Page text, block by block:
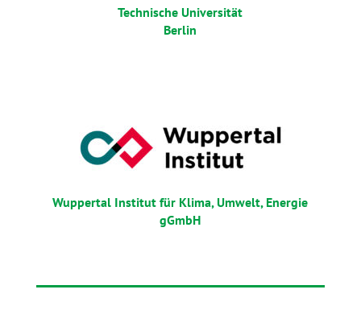
Technische Universität
Berlin
Wuppertal Institut für Klima, Umwelt, Energie
gGmbH